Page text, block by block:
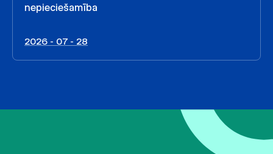
nepieciešamība
2026 - 07 - 28